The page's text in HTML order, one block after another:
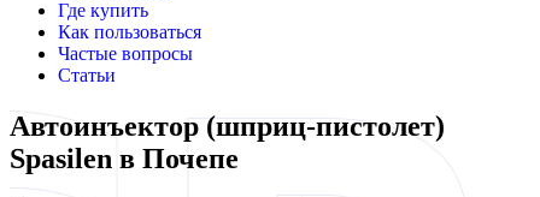
Где купить
Как пользоваться
Частые вопросы
Статьи
Автоинъектор (шприц-пистолет)
Spasilen в Почепе